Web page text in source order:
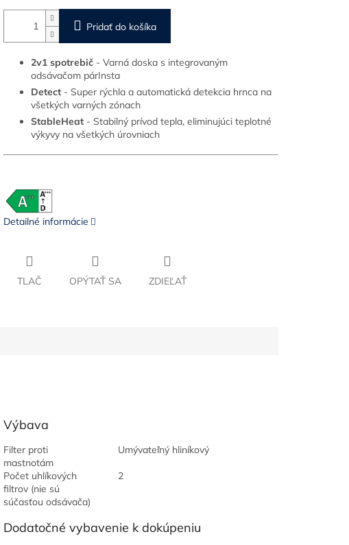
Pridať do košíka
2v1 spotrebič - Varná doska s integrovaným
odsávačom párInsta
Detect - Super rýchla a automatická detekcia hrnca na
všetkých varných zónach
StableHeat - Stabilný prívod tepla, eliminujúci teplotné
výkyvy na všetkých úrovniach
Detailné informácie
TLAČ OPÝTAŤ SA ZDIEĽAŤ
Výbava
Filter proti
mastnotám
Umývateľný hliníkový
Počet uhlíkových
filtrov (nie sú
súčasťou odsávača)
2
Dodatočné vybavenie k dokúpeniu